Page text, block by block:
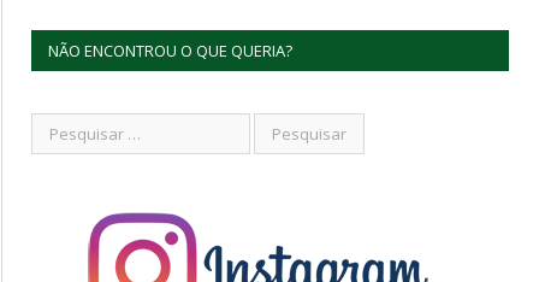
NÃO ENCONTROU O QUE QUERIA?